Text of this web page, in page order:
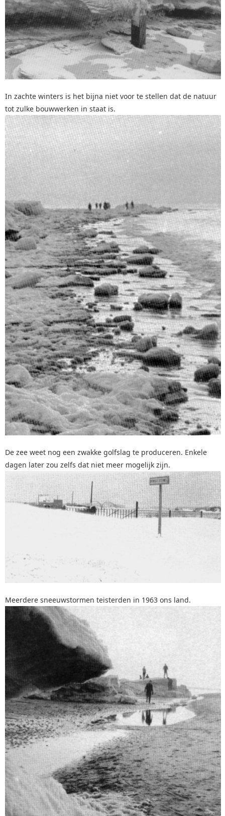
In zachte winters is het bijna niet voor te stellen dat de natuur
tot zulke bouwwerken in staat is.
De zee weet nog een zwakke golfslag te produceren. Enkele
dagen later zou zelfs dat niet meer mogelijk zijn.
Meerdere sneeuwstormen teisterden in 1963 ons land.